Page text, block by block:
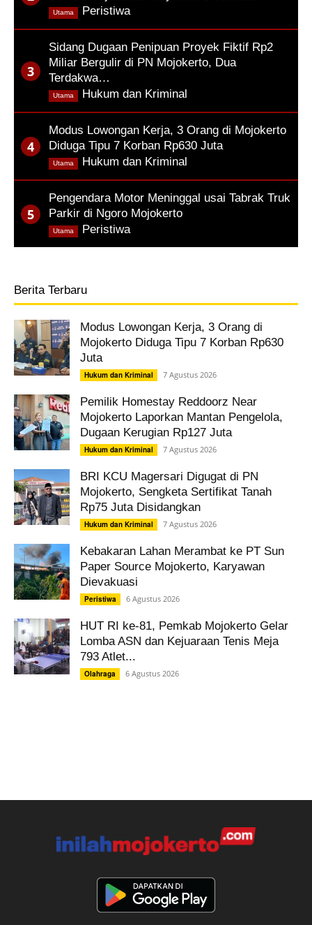
Peristiwa,
Utama
Sidang Dugaan Penipuan Proyek Fiktif Rp2
Miliar Bergulir di PN Mojokerto, Dua
Terdakwa…
Hukum dan Kriminal
Utama
Modus Lowongan Kerja, 3 Orang di Mojokerto
Diduga Tipu 7 Korban Rp630 Juta
Hukum dan Kriminal
Utama
Pengendara Motor Meninggal usai Tabrak Truk
Parkir di Ngoro Mojokerto
Peristiwa,
Utama
Berita Terbaru
Modus Lowongan Kerja, 3 Orang di
Mojokerto Diduga Tipu 7 Korban Rp630
Juta
Hukum dan Kriminal 7 Agustus 2026
Pemilik Homestay Reddoorz Near
Mojokerto Laporkan Mantan Pengelola,
Dugaan Kerugian Rp127 Juta
Hukum dan Kriminal 7 Agustus 2026
BRI KCU Magersari Digugat di PN
Mojokerto, Sengketa Sertifikat Tanah
Rp75 Juta Disidangkan
Hukum dan Kriminal 7 Agustus 2026
Kebakaran Lahan Merambat ke PT Sun
Paper Source Mojokerto, Karyawan
Dievakuasi
Peristiwa 6 Agustus 2026
HUT RI ke-81, Pemkab Mojokerto Gelar
Lomba ASN dan Kejuaraan Tenis Meja
793 Atlet...
Olahraga 6 Agustus 2026